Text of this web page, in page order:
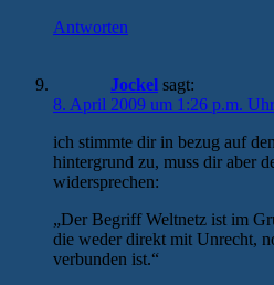
Antworten
Jockel sagt:
8. April 2009 um 1:26 p.m. Uhr
ich stimmte dir in bezug auf
hintergrund zu, muss dir aber
widersprechen:
„Der Begriff Weltnetz ist im
die weder direkt mit Unrecht,
verbunden ist.“